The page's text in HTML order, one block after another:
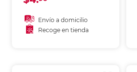
instrucciones en oficinas,
Material resistente al uso
prolongado.
Envío a domicilio
Recoge en tienda